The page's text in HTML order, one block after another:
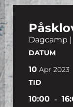
Dagcamp
DATUM
10 Apr 2023
TID
10:00 -